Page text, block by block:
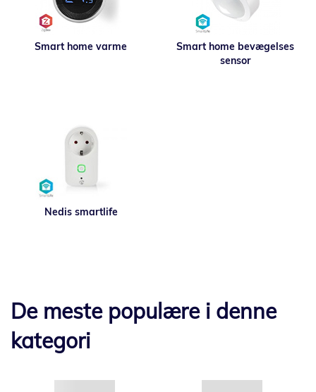
Smart home varme
Smart home bevægelses
sensor
Nedis smartlife
De meste populære i denne
kategori